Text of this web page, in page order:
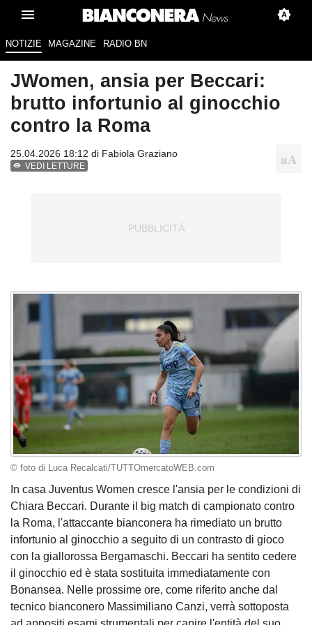
NOTIZIE MAGAZINE RADIO BN
JWomen, ansia per Beccari:
brutto infortunio al ginocchio
contro la Roma
25.04.2026 18:12 di Fabiola Graziano
VEDI LETTURE
© foto di Luca Recalcati/TUTTOmercatoWEB.com
In casa Juventus Women cresce l'ansia per le condizioni di
Chiara Beccari. Durante il big match di campionato contro
la Roma, l'attaccante bianconera ha rimediato un brutto
infortunio al ginocchio a seguito di un contrasto di gioco
con la giallorossa Bergamaschi. Beccari ha sentito cedere
il ginocchio ed è stata sostituita immediatamente con
Bonansea. Nelle prossime ore, come riferito anche dal
tecnico bianconero Massimiliano Canzi, verrà sottoposta